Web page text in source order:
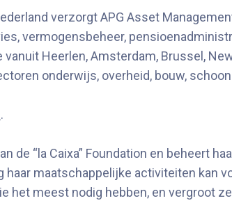
verzorgt APG Asset
vermogensbeheer,
Heerlen, Amsterdam, Brussel,
onderwijs, overheid, bouw,
.
de “la Caixa” Foundation en beheert
maatschappelijke activiteiten kan
het meest nodig hebben, en vergroot